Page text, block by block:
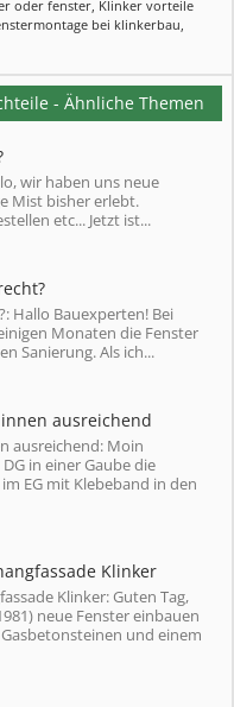
oder fenster, Klinker vorteile
bei klinkerbau,
- Ähnliche Themen
wir haben uns neue
Mist bisher erlebt.
etc... Jetzt ist...
Hallo Bauexperten! Bei
Monaten die Fenster
Sanierung. Als ich...
ausreichend
ausreichend: Moin
in einer Gaube die
EG mit Klebeband in den
Klinker
Klinker: Guten Tag,
neue Fenster einbauen
und einem